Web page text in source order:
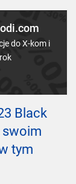
do X-kom i
Black
swoim
tym